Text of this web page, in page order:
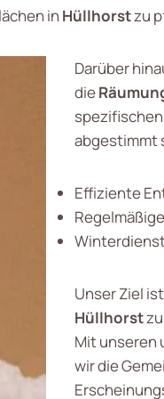
in Hüllhorstzu
Darüber
die
abgestimmt
Effiziente
Unser Ziel
Hüllhorst
Mit unseren
wir die